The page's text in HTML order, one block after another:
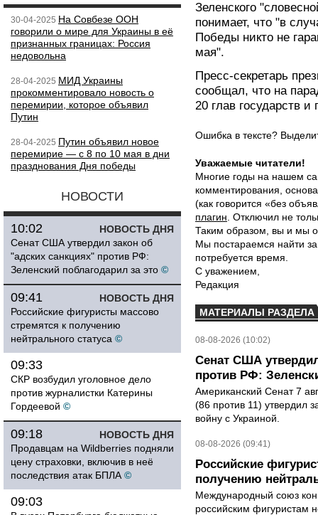
30-04-2025 На Совбезе ООН
говорили о мире для Украины в её
признанных границах: Россия
недовольна
28-04-2025 МИД Украины
прокомментировало новость о
перемирии, которое объявил
Путин
28-04-2025 Путин объявил новое
перемирие — с 8 по 10 мая в дни
празднования Дня победы
НОВОСТИ
НОВОСТЬ ДНЯ
10:02
Сенат США утвердил закон об
"адских санкциях" против РФ:
Зеленский поблагодарил за это ©
НОВОСТЬ ДНЯ
09:41
Российские фигуристы массово
стремятся к получению
нейтрального статуса ©
09:33
СКР возбудил уголовное дело
против журналистки Катерины
Гордеевой ©
НОВОСТЬ ДНЯ
09:18
Продавцам на Wildberries подняли
цену страховки, включив в неё
последствия атак БПЛА ©
09:03
Зеленского
понимает, что "в
Победы никто не
мая".
Пресс-секретарь
сообщал, что на
20 глав государств и
Ошибка в тексте?
Уважаемые читатели!
Многие годы на нашем
комментирования,
(как говорится «без
плагин . Отключил не
Таким образом, вы и мы
Мы постараемся найти
потребуется время.
С уважением,
Редакция
МАТЕРИАЛЫ РАЗДЕЛА
08-08-2026 (10:02)
Сенат США
против РФ:
Американский Сенат 7
(86 против 11) утвердил
войну с Украиной.
08-08-2026 (09:41)
Российские
получению
Международный союз
российским фигуристам